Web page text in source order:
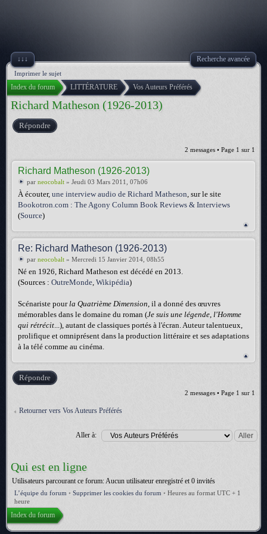
↓↓↓ Recherche avancée
Imprimer le sujet
Index du forum LITTÉRATURE Vos Auteurs Préférés
Richard Matheson (1926-2013)
Répondre
2 messages • Page 1 sur 1
Richard Matheson (1926-2013)
par neocobalt » Jeudi 03 Mars 2011, 07h06
À écouter, une interview audio de Richard Matheson, sur le site
Bookotron.com : The Agony Column Book Reviews & Interviews
(Source)
Re: Richard Matheson (1926-2013)
par neocobalt » Mercredi 15 Janvier 2014, 08h55
Né en 1926, Richard Matheson est décédé en 2013.
(Sources : OutreMonde, Wikipédia)
Scénariste pourla Quatrième Dimension, il a donné des œuvres
mémorables dans le domaine du roman (Je suis une légende, l'Homme
qui rétrécit...), autant de classiques portés à l'écran. Auteur talentueux,
prolifique et omniprésent dans la production littéraire et ses adaptations
à la télé comme au cinéma.
Répondre
2 messages • Page 1 sur 1
Retourner vers Vos Auteurs Préférés
Aller à:
Qui est en ligne
Utilisateurs parcourant ce forum: Aucun utilisateur enregistré et 0 invités
L’équipe du forum • Supprimer les cookies du forum • Heures au format UTC + 1
heure
Index du forum